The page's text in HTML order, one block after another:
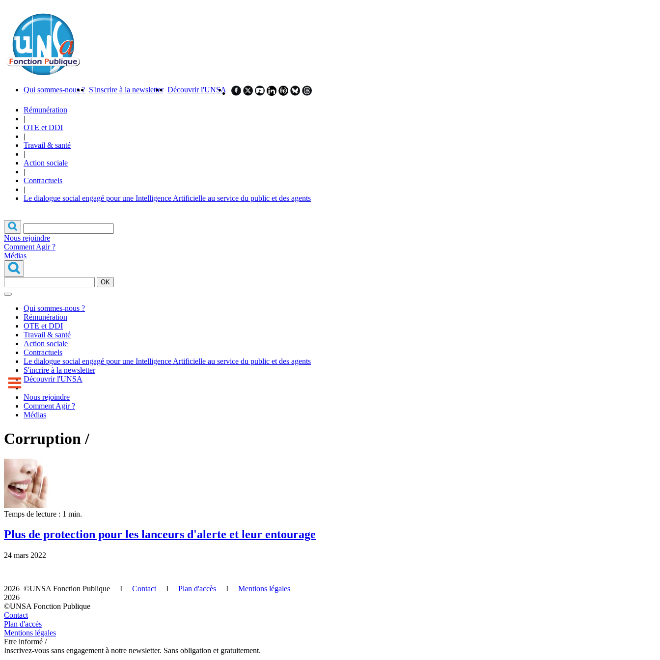
Qui sommes-nous ? S'inscrire à la newsletter Découvrir l'UNSA
Rémunération
|
OTE et DDI
|
Travail & santé
|
Action sociale
|
Contractuels
|
Le dialogue social engagé pour une Intelligence Artificielle au service du public et des agents
Nous rejoindre
Comment Agir ?
Médias
OK
Qui sommes-nous ?
Rémunération
OTE et DDI
Travail & santé
Action sociale
Contractuels
Le dialogue social engagé pour une Intelligence Artificielle au service du public et des agents
S'incrire à la newsletter
Découvrir l'UNSA
Nous rejoindre
Comment Agir ?
Médias
Corruption /
Temps de lecture : 1 min.
Plus de protection pour les lanceurs d'alerte et leur entourage
24 mars 2022
2026 ©UNSA Fonction Publique I Contact I Plan d'accès I Mentions légales
2026
©UNSA Fonction Publique
Contact
Plan d'accès
Mentions légales
Etre informé /
Inscrivez-vous sans engagement à notre newsletter. Sans obligation et gratuitement.